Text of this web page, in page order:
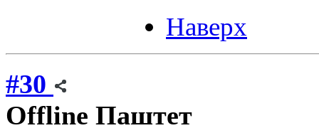
Наверх
#30
Offline Паштет